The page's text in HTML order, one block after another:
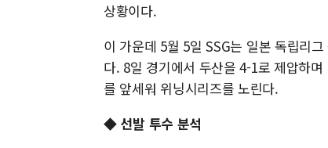
상황이다.
이 가운데 5월 5일 SSG는 일본 독립리
다. 8일 경기에서 두산을 4-1로 제압하
를 앞세워 위닝시리즈를 노린다.
◆ 선발 투수 분석